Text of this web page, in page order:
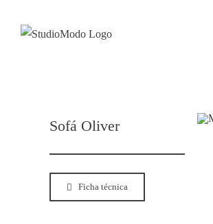
Sofá Oliver
Ficha técnica